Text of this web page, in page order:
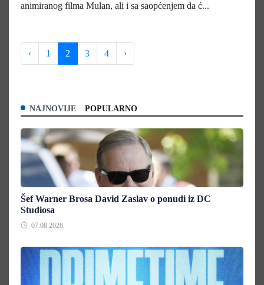
animiranog filma Mulan, ali i sa saopćenjem da ć...
‹ 1 2 3 4 ›
NAJNOVIJE POPULARNO
Šef Warner Brosa David Zaslav o ponudi iz DC
Studiosa
07.08.2026.